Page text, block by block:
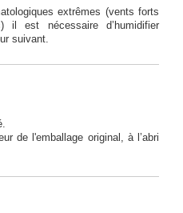
extrêmes (vents forts
il est nécessaire d’humidifier
suivant.
de l'emballage original, à l’abri